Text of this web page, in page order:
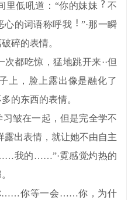
里低吼道：“你的妹妹
不
心的词语称呼我
”·那一瞬
碎的表情。
都吃惊，猛地跳开来··但
上，脸上露出像是融化了
的东西的表情。
皱在一起，但是完全学不
露出表情，就让她不由自主
我的……”·霓感觉灼热的
……你等一会……你，为什